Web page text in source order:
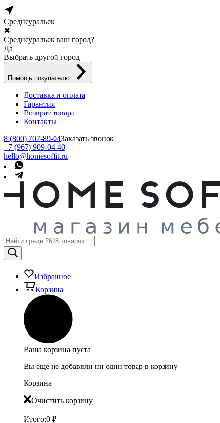
Среднеуральск
✖
Среднеуральск ваш город?
Да
Выбрать другой город
Помощь покупателю
Доставка и оплата
Гарантия
Возврат товара
Контакты
8 (800) 707-89-04Заказать звонок
+7 (967) 909-04-40
hello@homesoffit.ru
Избранное
Корзина
Ваша корзина пуста
Вы еще не добавили ни один товар в корзину
Корзина
Очистить корзину
Итого:0 ₽